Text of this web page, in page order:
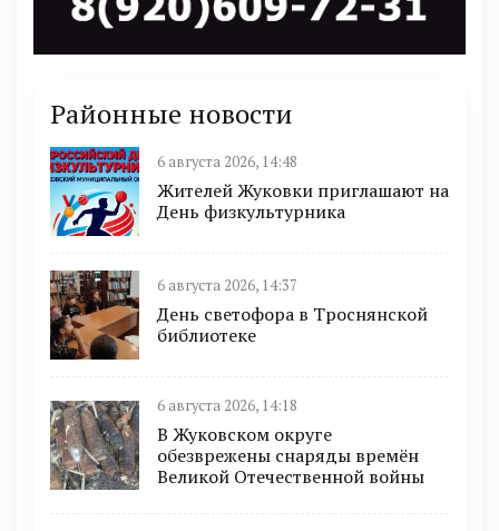
Районные новости
6 августа 2026, 14:48
Жителей Жуковки приглашают на
День физкультурника
6 августа 2026, 14:37
День светофора в Троснянской
библиотеке
6 августа 2026, 14:18
В Жуковском округе
обезврежены снаряды времён
Великой Отечественной войны